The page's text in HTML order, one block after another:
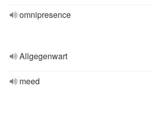
omnipresence
Allgegenwart
meed